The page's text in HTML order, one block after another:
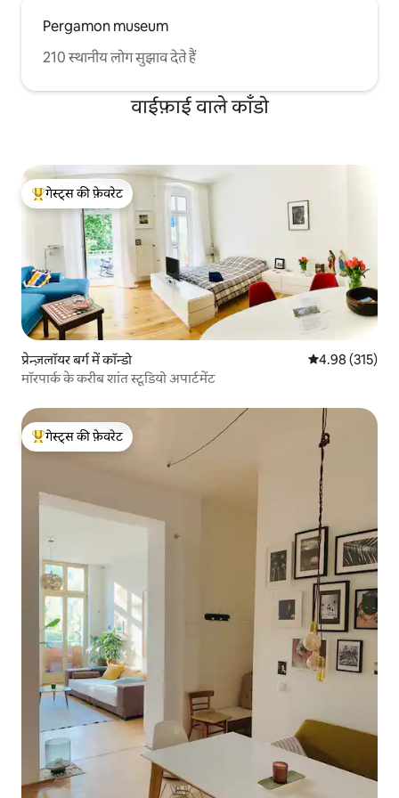
Pergamon museum
210 स्थानीय लोग सुझाव देते हैं
वाईफ़ाई वाले काँडो
गेस्ट्स का टॉप फ़ेवरेट
गेस्ट्स की फ़ेवरेट
प्रेन्ज़लॉयर बर्ग में कॉन्डो औसत रेटिंग 5 में से
4.98 (315)
मॉरपार्क के करीब शांत स्टूडियो अपार्टमेंट
गेस्ट्स का टॉप फ़ेवरेट
गेस्ट्स की फ़ेवरेट